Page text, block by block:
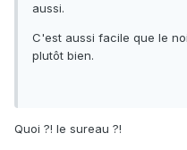
aussi.
C'est aussi facile que le
plutôt bien.
Quoi ?! le sureau ?!